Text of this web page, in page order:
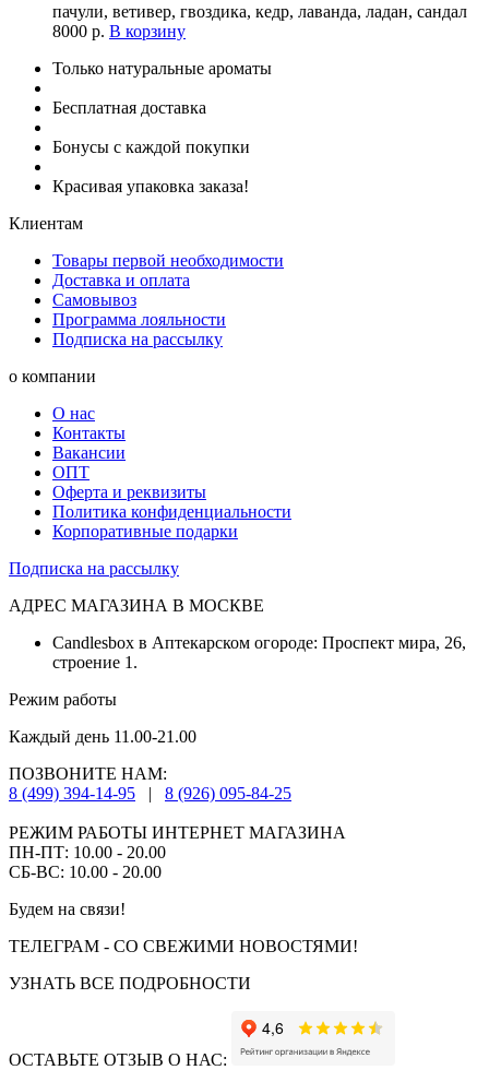
пачули, ветивер, гвоздика, кедр, лаванда, ладан, сандал
8000 р. В корзину
Только натуральные ароматы
Бесплатная доставка
Бонусы с каждой покупки
Красивая упаковка заказа!
Клиентам
Товары первой необходимости
Доставка и оплата
Самовывоз
Программа лояльности
Подписка на рассылку
о компании
О нас
Контакты
Вакансии
ОПТ
Оферта и реквизиты
Политика конфиденциальности
Корпоративные подарки
Подписка на рассылку
АДРЕС МАГАЗИНА В МОСКВЕ
Candlesbox в Аптекарском огороде: Проспект мира, 26,
строение 1.
Режим работы
Каждый день 11.00-21.00
ПОЗВОНИТЕ НАМ:
8 (499) 394-14-95
| 8 (926) 095-84-25
РЕЖИМ РАБОТЫ ИНТЕРНЕТ МАГАЗИНА
ПН-ПТ: 10.00 - 20.00
СБ-ВС: 10.00 - 20.00
Будем на связи!
ТЕЛЕГРАМ - СО СВЕЖИМИ НОВОСТЯМИ!
УЗНАТЬ ВСЕ ПОДРОБНОСТИ
ОСТАВЬТЕ ОТЗЫВ О НАС: